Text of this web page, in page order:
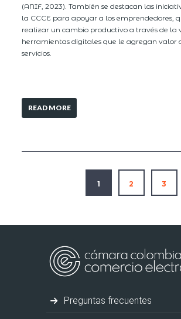
(ANIF, 2023). También se destacan las
la CCCE para apoyar a los emprendedores,
realizar un cambio productivo a través de la
herramientas digitales que le agregan valor
servicios.
READ MORE
1 2 3
Preguntas frecuentes